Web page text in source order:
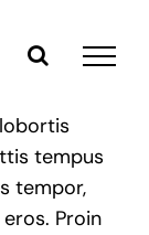
tempus
tempor,
Proin